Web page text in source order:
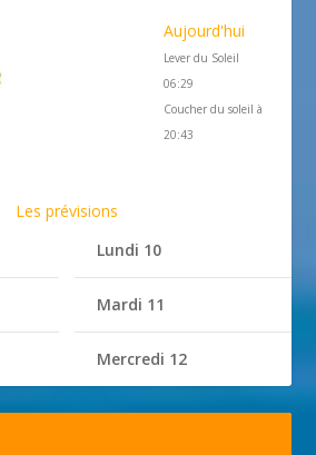
Aujourd'hui
Lever du Soleil
06:29
Coucher du soleil à
20:43
Les prévisions
Lundi 10
Mardi 11
Mercredi 12